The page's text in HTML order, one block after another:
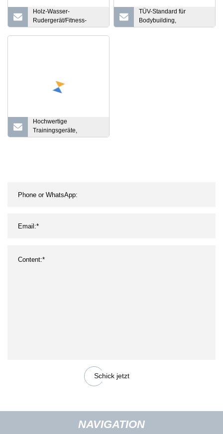
Holz-Wasser-
Rudergerät/Fitness-
Cardio-Silent-Gerät
TÜV-Standard für
Bodybuilding,
Krafttraining, Sportartikel,
Hochwertige
Trainingsgeräte,
Krafttraining, Fitness,
privaten und
Schick jetzt
NAVIGATION